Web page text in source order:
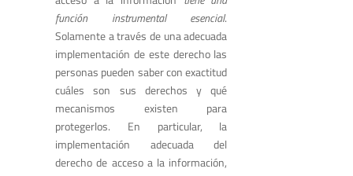
función instrumental esencial.
Solamente a través de una adecuada
implementación de este derecho las
personas pueden saber con exactitud
cuáles son sus derechos y qué
mecanismos existen para
protegerlos. En particular, la
implementación adecuada del
derecho de acceso a la información,